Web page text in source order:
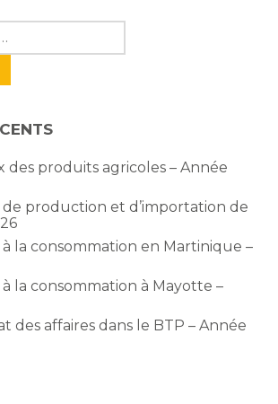
des produits agricoles – Année
de production et d’importation de
la consommation en Martinique –
la consommation à Mayotte –
des affaires dans le BTP – Année